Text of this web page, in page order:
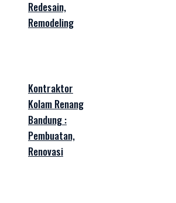
Redesain,
Remodeling
Kontraktor
Kolam Renang
Bandung :
Pembuatan,
Renovasi